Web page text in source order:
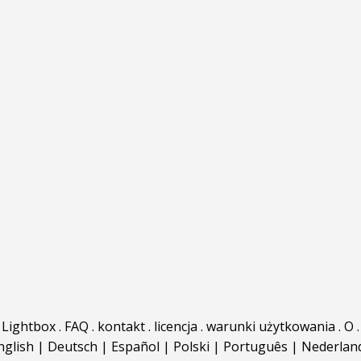
Lightbox. FAQ . kontakt. licencja . warunki użytkowania . O .
| Deutsch | Español | Polski | Português |